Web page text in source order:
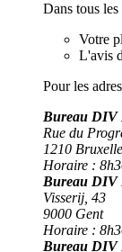
Dans tous les
Votre
L'avis
Pour les
Bureau DIV
Rue du
1210
Horaire :
Bureau DIV
Visserij, 43
9000 Gent
Horaire :
Bureau DIV